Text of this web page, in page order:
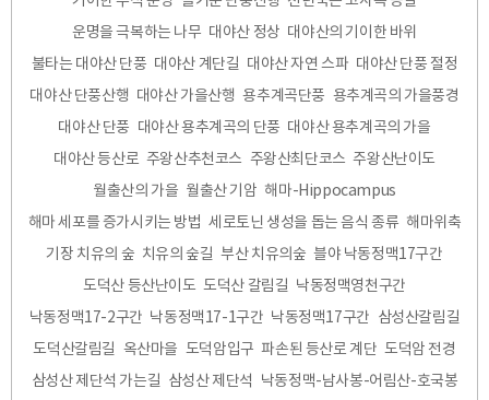
운명을 극복하는 나무 대야산 정상 대야산의 기이한 바위
불타는 대야산 단풍 대야산 계단길 대야산 자연 스파 대야산 단풍 절정
대야산 단풍산행 대야산 가을산행 용추계곡단풍 용추계곡의 가을풍경
대야산 단풍 대야산 용추계곡의 단풍 대야산 용추계곡의 가을
대야산 등산로 주왕산추천코스 주왕산최단코스 주왕산난이도
월출산의 가을 월출산 기암 해마-Hippocampus
해마 세포를 증가시키는 방법 세로토닌 생성을 돕는 음식 종류 해마위축
기장 치유의 숲 치유의 숲길 부산 치유의숲 블야 낙동정맥17구간
도덕산 등산난이도 도덕산 갈림길 낙동정맥영천구간
낙동정맥17-2구간 낙동정맥17-1구간 낙동정맥17구간 삼성산갈림길
도덕산갈림길 옥산마을 도덕암입구 파손된 등산로 계단 도덕암 전경
삼성산 제단석 가는길 삼성산 제단석
낙동정맥-남사봉-어림산-호국봉